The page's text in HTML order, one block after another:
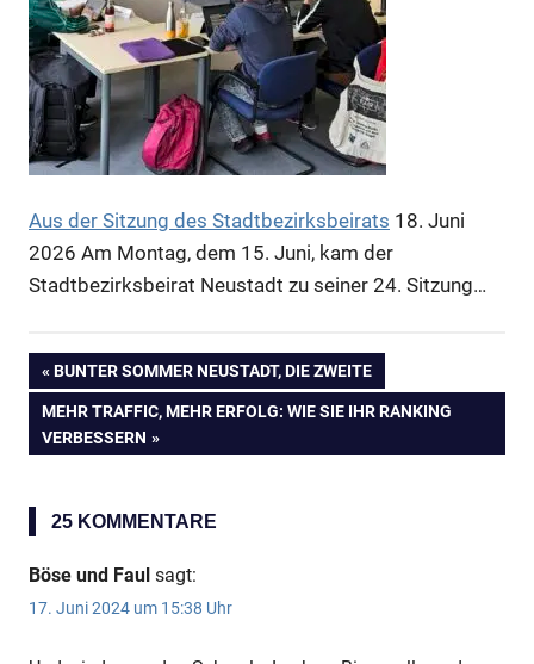
Anzeige
Aus der Sitzung des Stadtbezirksbeirats 18. Juni
2026 Am Montag, dem 15. Juni, kam der
Stadtbezirksbeirat Neustadt zu seiner 24. Sitzung…
Beitragsnavigation
VORHERIGER
BEITRAG:
BUNTER SOMMER NEUSTADT, DIE ZWEITE
NÄCHSTER
BEITRAG:
MEHR TRAFFIC, MEHR ERFOLG: WIE SIE IHR RANKING
VERBESSERN
25 KOMMENTARE
Böse und Faul sagt:
17. Juni 2024 um 15:38 Uhr